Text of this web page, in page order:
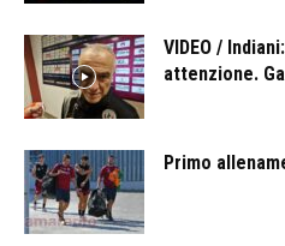
VIDEO /
attenzione.
Primo